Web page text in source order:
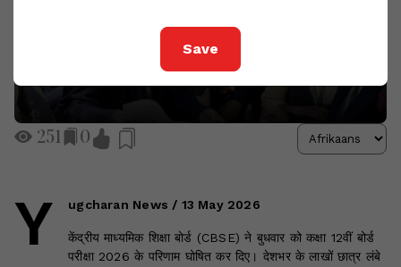
Save
251 0
Y ugcharan News / 13 May 2026
केंद्रीय माध्यमिक शिक्षा बोर्ड (CBSE) ने बुधवार को कक्षा 12वीं बोर्ड
परीक्षा 2026 के परिणाम घोषित कर दिए। देशभर के लाखों छात्र लंबे